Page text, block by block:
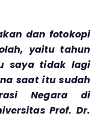
dan fotokopi
yaitu tahun
saya tidak lagi
saat itu sudah
Negara di
Prof. Dr.